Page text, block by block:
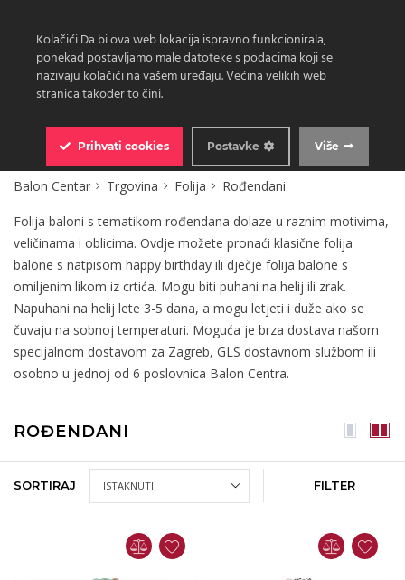
Balon Centar Trgovina Folija Rođendani
Folija baloni s tematikom rođendana dolaze u raznim motivima,
veličinama i oblicima. Ovdje možete pronaći klasične folija
balone s natpisom happy birthday ili dječje folija balone s
omiljenim likom iz crtića. Mogu biti puhani na helij ili zrak.
Napuhani na helij lete 3-5 dana, a mogu letjeti i duže ako se
čuvaju na sobnoj temperaturi. Moguća je brza dostava našom
specijalnom dostavom za Zagreb, GLS dostavnom službom ili
osobno u jednoj od 6 poslovnica Balon Centra.
ROĐENDANI
SORTIRAJ FILTER
Kolačići Da bi ova web lokacija ispravno funkcionirala,
ponekad postavljamo male datoteke s podacima koji se
nazivaju kolačići na vašem uređaju. Većina velikih web
stranica također to čini.
Prihvati cookies Više
Postavke